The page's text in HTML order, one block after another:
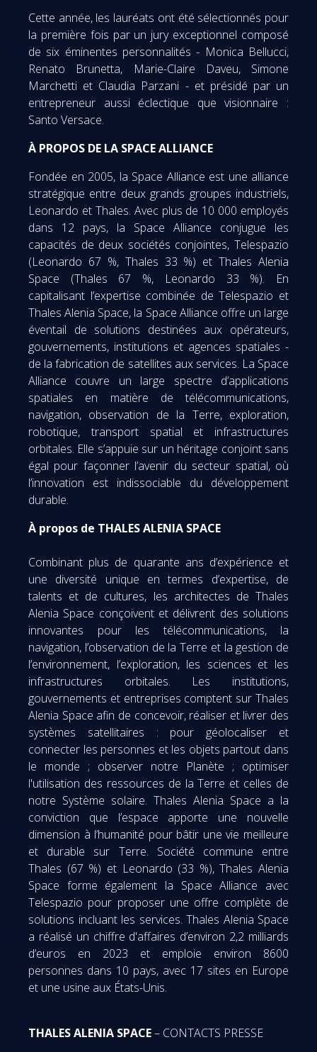
Cette année, les lauréats ont été sélectionnés pour
la première fois par un jury exceptionnel composé
de six éminentes personnalités - Monica Bellucci,
Renato Brunetta, Marie-Claire Daveu, Simone
Marchetti et Claudia Parzani - et présidé par un
entrepreneur aussi éclectique que visionnaire :
Santo Versace.
À PROPOS DE LA SPACE ALLIANCE
Fondée en 2005, la Space Alliance est une alliance
stratégique entre deux grands groupes industriels,
Leonardo et Thales. Avec plus de 10 000 employés
dans 12 pays, la Space Alliance conjugue les
capacités de deux sociétés conjointes, Telespazio
(Leonardo 67 %, Thales 33 %) et Thales Alenia
Space (Thales 67 %, Leonardo 33 %). En
capitalisant l’expertise combinée de Telespazio et
Thales Alenia Space, la Space Alliance offre un large
éventail de solutions destinées aux opérateurs,
gouvernements, institutions et agences spatiales -
de la fabrication de satellites aux services. La Space
Alliance couvre un large spectre d’applications
spatiales en matière de télécommunications,
navigation, observation de la Terre, exploration,
robotique, transport spatial et infrastructures
orbitales. Elle s’appuie sur un héritage conjoint sans
égal pour façonner l’avenir du secteur spatial, où
l’innovation est indissociable du développement
durable.
À propos de THALES ALENIA SPACE
Combinant plus de quarante ans d’expérience et
une diversité unique en termes d’expertise, de
talents et de cultures, les architectes de Thales
Alenia Space conçoivent et délivrent des solutions
innovantes pour les télécommunications, la
navigation, l’observation de la Terre et la gestion de
l’environnement, l’exploration, les sciences et les
infrastructures orbitales. Les institutions,
gouvernements et entreprises comptent sur Thales
Alenia Space afin de concevoir, réaliser et livrer des
systèmes satellitaires : pour géolocaliser et
connecter les personnes et les objets partout dans
le monde ; observer notre Planète ; optimiser
l'utilisation des ressources de la Terre et celles de
notre Système solaire. Thales Alenia Space a la
conviction que l’espace apporte une nouvelle
dimension à l’humanité pour bâtir une vie meilleure
et durable sur Terre. Société commune entre
Thales (67 %) et Leonardo (33 %), Thales Alenia
Space forme également la Space Alliance avec
Telespazio pour proposer une offre complète de
solutions incluant les services. Thales Alenia Space
a réalisé un chiffre d'affaires d’environ 2,2 milliards
d’euros en 2023 et emploie environ 8600
personnes dans 10 pays, avec 17 sites en Europe
et une usine aux États-Unis.
THALES ALENIA SPACE– CONTACTS PRESSE